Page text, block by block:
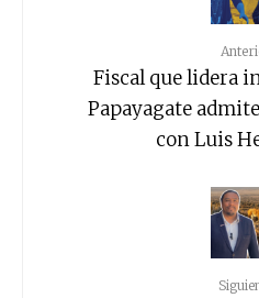
Fiscal que lidera
Papayagate
con Luis